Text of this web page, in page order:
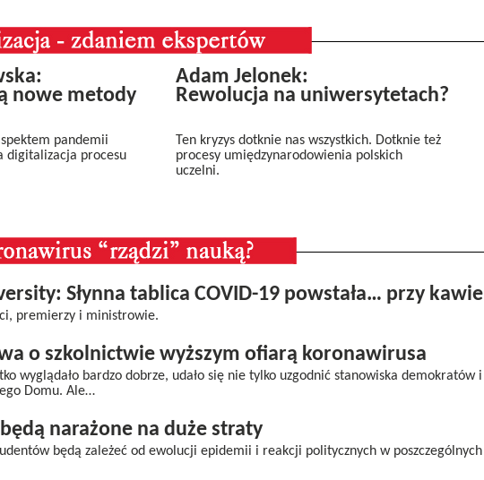
nowe metody
Adam Jelonek:
Rewolucja na uniwersytetach?
pandemii
digitalizacja procesu
Ten kryzys dotknie nas wszystkich. Dotknie też
procesy umiędzynarodowienia polskich
uczelni.
Słynna tablica COVID-19 powstała… przy kawie
premierzy i ministrowie.
o szkolnictwie wyższym ofiarą koronawirusa
wyglądało bardzo dobrze, udało się nie tylko uzgodnić stanowiska demokratów i
Domu. Ale…
narażone na duże straty
będą zależeć od ewolucji epidemii i reakcji politycznych w poszczególnych